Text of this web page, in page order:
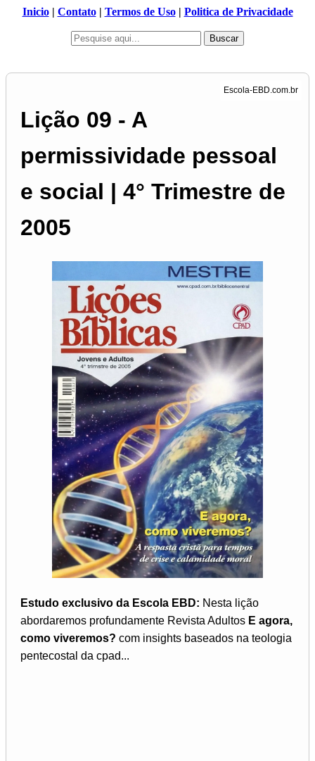
Inicio| Contato| Termos de Uso| Politica de Privacidade
Buscar
Lição 09 - A
permissividade pessoal
e social | 4° Trimestre de
2005
Estudo exclusivo da Escola EBD: Nesta lição
abordaremos profundamente Revista Adultos E agora,
como viveremos? com insights baseados na teologia
pentecostal da cpad...